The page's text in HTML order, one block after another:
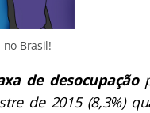
Brasil!
de desocupação
de 2015 (8,3%)